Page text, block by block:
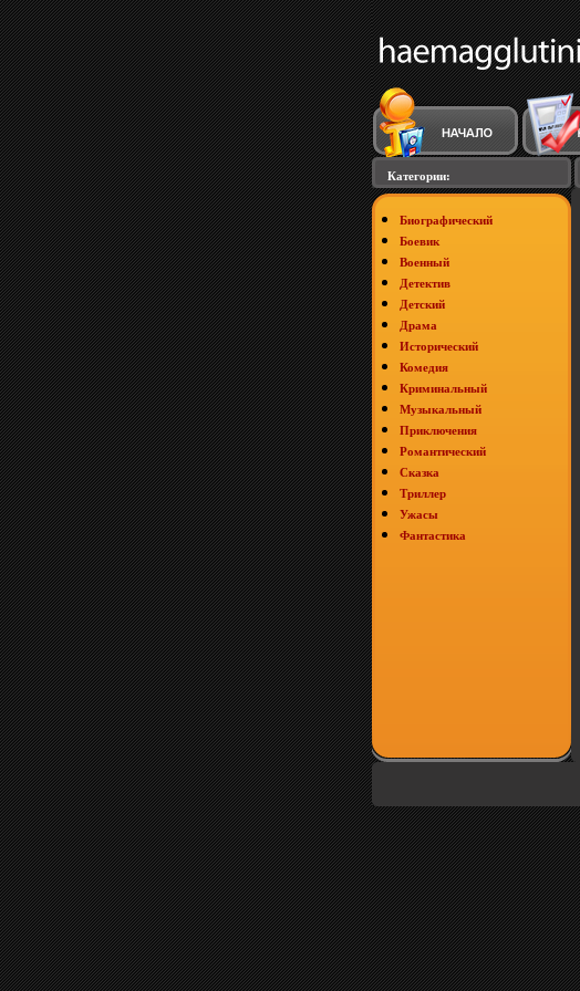
Категории:
Биографический
Боевик
Военный
Детектив
Детский
Драма
Исторический
Комедия
Криминальный
Музыкальный
Приключения
Романтический
Сказка
Триллер
Ужасы
Фантастика